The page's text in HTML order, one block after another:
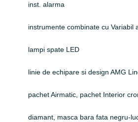
inst. alarma
instrumente combinate cu Variabil
lampi spate LED
linie de echipare si design AMG
pachet Airmatic, pachet Interior
diamant, masca bara fata negru-